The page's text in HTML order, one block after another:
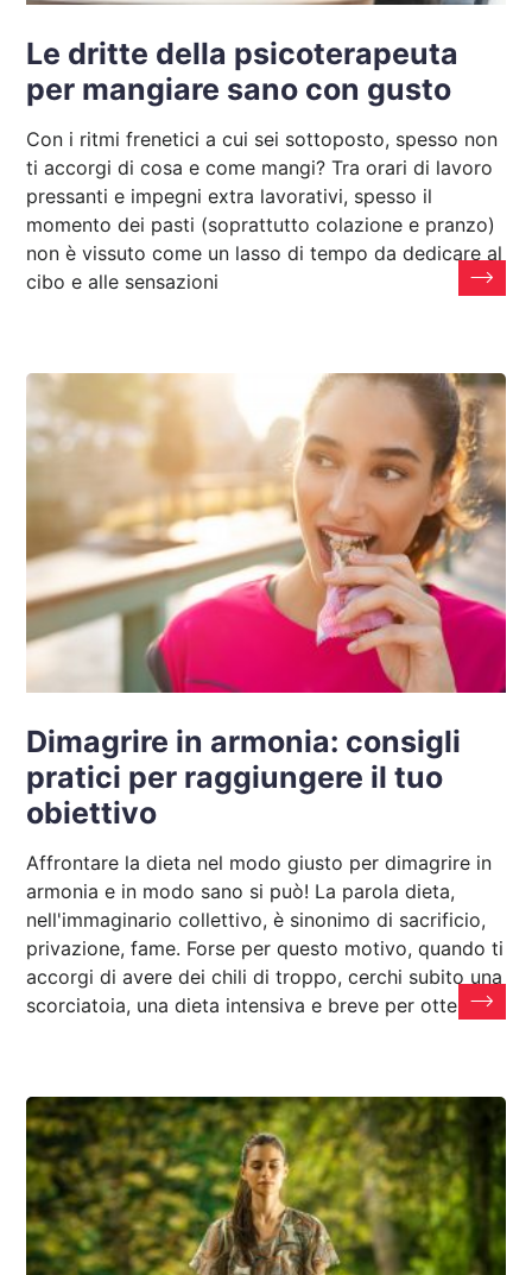
Le dritte della psicoterapeuta
per mangiare sano con gusto
Con i ritmi frenetici a cui sei sottoposto, spesso non
ti accorgi di cosa e come mangi? Tra orari di lavoro
pressanti e impegni extra lavorativi, spesso il
momento dei pasti (soprattutto colazione e pranzo)
non è vissuto come un lasso di tempo da dedicare al
cibo e alle sensazioni
Dimagrire in armonia: consigli
pratici per raggiungere il tuo
obiettivo
Affrontare la dieta nel modo giusto per dimagrire in
armonia e in modo sano si può! La parola dieta,
nell'immaginario collettivo, è sinonimo di sacrificio,
privazione, fame. Forse per questo motivo, quando ti
accorgi di avere dei chili di troppo, cerchi subito una
scorciatoia, una dieta intensiva e breve per ottenere